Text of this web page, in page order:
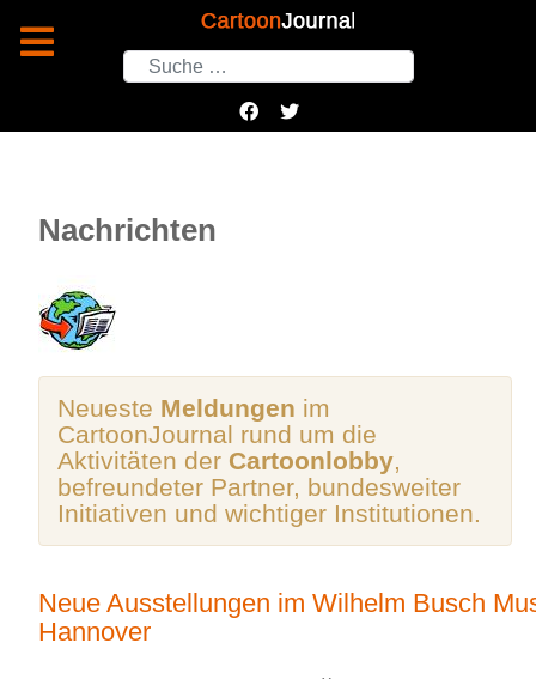
Suchen
Nachrichten
Neueste Meldungen im
CartoonJournal rund um die
Aktivitäten der Cartoonlobby,
befreundeter Partner, bundesweiter
Initiativen und wichtiger Institutionen.
Neue Ausstellungen im Wilhelm Busch
Hannover